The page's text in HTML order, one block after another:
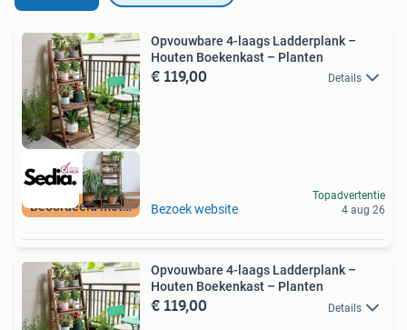
Beoordeeld met 9+
Opvouwbare 4-laags Ladderplank –
Houten Boekenkast – Planten
€ 119,00 Details
Bezoek website
Topadvertentie
4 aug 26
Opvouwbare 4-laags Ladderplank –
Houten Boekenkast – Planten
€ 119,00 Details